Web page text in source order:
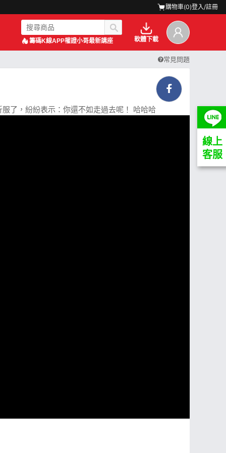
購物車(0)登入/註冊
籌碼K線APP權證小哥最新講座 軟體下載
常見問題
線上
客服
了，紛紛表示：你還不如走過去呢！ 哈哈哈